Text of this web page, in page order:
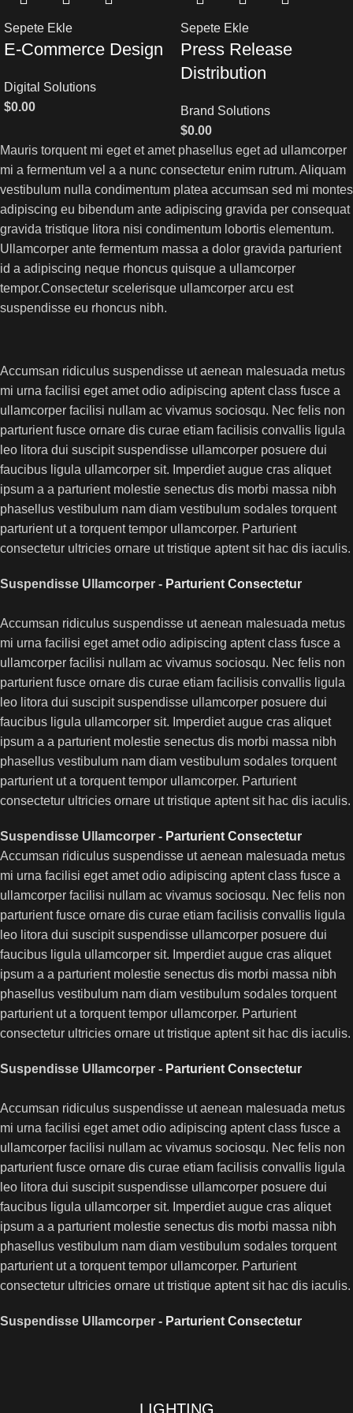
Sepete Ekle
E-Commerce Design
Digital Solutions
$0.00
Sepete Ekle
Press Release
Distribution
Brand Solutions
$0.00
Mauris torquent mi eget et amet phasellus eget ad ullamcorper
mi a fermentum vel a a nunc consectetur enim rutrum. Aliquam
vestibulum nulla condimentum platea accumsan sed mi montes
adipiscing eu bibendum ante adipiscing gravida per consequat
gravida tristique litora nisi condimentum lobortis elementum.
Ullamcorper ante fermentum massa a dolor gravida parturient
id a adipiscing neque rhoncus quisque a ullamcorper
tempor.Consectetur scelerisque ullamcorper arcu est
suspendisse eu rhoncus nibh.
Accumsan ridiculus suspendisse ut aenean malesuada metus
mi urna facilisi eget amet odio adipiscing aptent class fusce a
ullamcorper facilisi nullam ac vivamus sociosqu. Nec felis non
parturient fusce ornare dis curae etiam facilisis convallis ligula
leo litora dui suscipit suspendisse ullamcorper posuere dui
faucibus ligula ullamcorper sit. Imperdiet augue cras aliquet
ipsum a a parturient molestie senectus dis morbi massa nibh
phasellus vestibulum nam diam vestibulum sodales torquent
parturient ut a torquent tempor ullamcorper. Parturient
consectetur ultricies ornare ut tristique aptent sit hac dis iaculis.
Suspendisse Ullamcorper - Parturient Consectetur
Accumsan ridiculus suspendisse ut aenean malesuada metus
mi urna facilisi eget amet odio adipiscing aptent class fusce a
ullamcorper facilisi nullam ac vivamus sociosqu. Nec felis non
parturient fusce ornare dis curae etiam facilisis convallis ligula
leo litora dui suscipit suspendisse ullamcorper posuere dui
faucibus ligula ullamcorper sit. Imperdiet augue cras aliquet
ipsum a a parturient molestie senectus dis morbi massa nibh
phasellus vestibulum nam diam vestibulum sodales torquent
parturient ut a torquent tempor ullamcorper. Parturient
consectetur ultricies ornare ut tristique aptent sit hac dis iaculis.
Suspendisse Ullamcorper - Parturient Consectetur
Accumsan ridiculus suspendisse ut aenean malesuada metus
mi urna facilisi eget amet odio adipiscing aptent class fusce a
ullamcorper facilisi nullam ac vivamus sociosqu. Nec felis non
parturient fusce ornare dis curae etiam facilisis convallis ligula
leo litora dui suscipit suspendisse ullamcorper posuere dui
faucibus ligula ullamcorper sit. Imperdiet augue cras aliquet
ipsum a a parturient molestie senectus dis morbi massa nibh
phasellus vestibulum nam diam vestibulum sodales torquent
parturient ut a torquent tempor ullamcorper. Parturient
consectetur ultricies ornare ut tristique aptent sit hac dis iaculis.
Suspendisse Ullamcorper - Parturient Consectetur
Accumsan ridiculus suspendisse ut aenean malesuada metus
mi urna facilisi eget amet odio adipiscing aptent class fusce a
ullamcorper facilisi nullam ac vivamus sociosqu. Nec felis non
parturient fusce ornare dis curae etiam facilisis convallis ligula
leo litora dui suscipit suspendisse ullamcorper posuere dui
faucibus ligula ullamcorper sit. Imperdiet augue cras aliquet
ipsum a a parturient molestie senectus dis morbi massa nibh
phasellus vestibulum nam diam vestibulum sodales torquent
parturient ut a torquent tempor ullamcorper. Parturient
consectetur ultricies ornare ut tristique aptent sit hac dis iaculis.
Suspendisse Ullamcorper - Parturient Consectetur
LIGHTING